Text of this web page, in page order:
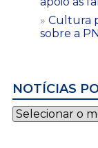
Cultura
sobre a
NOTÍCIAS
Notícias
por